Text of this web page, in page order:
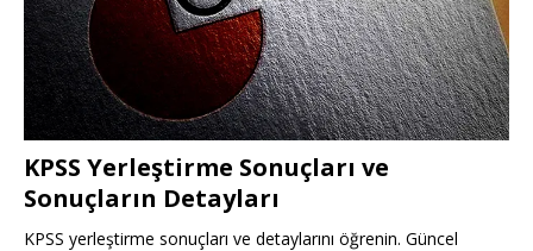
KPSS Yerleştirme Sonuçları ve
Sonuçların Detayları
KPSS yerleştirme sonuçları ve detaylarını öğrenin. Güncel